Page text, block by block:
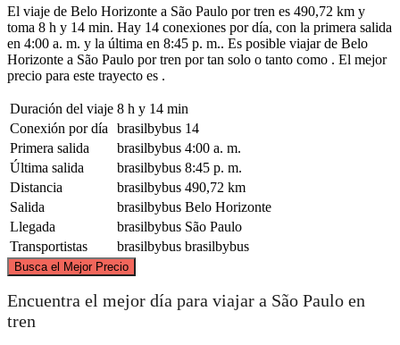
El viaje de Belo Horizonte a São Paulo por tren es 490,72 km y
toma 8 h y 14 min. Hay 14 conexiones por día, con la primera salida
en 4:00 a. m. y la última en 8:45 p. m.. Es posible viajar de Belo
Horizonte a São Paulo por tren por tan solo o tanto como . El mejor
precio para este trayecto es .
Duración del viaje 8 h y 14 min
Conexión por día
brasilbybus 14
Primera salida
brasilbybus 4:00 a. m.
Última salida
brasilbybus 8:45 p. m.
Distancia
brasilbybus 490,72 km
Salida
brasilbybus Belo Horizonte
Llegada
brasilbybus São Paulo
Transportistas
brasilbybus brasilbybus
Busca el Mejor Precio
©CARTO, ©
Encuentra el mejor día para viajar a São Paulo en
tren